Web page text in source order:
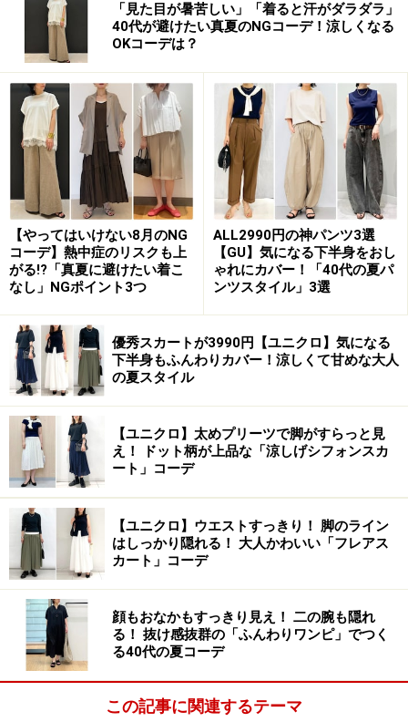
出典：WEAR
昨今、コーデする際、重要なキーワードとなっている
「抜け感」
。かっちりしすぎず、程よい｢隙」を作るのが
抜け感の定義です。少し肌を見せたり、着崩したりする
度合いのバランスを調整すれば、自然と抜け感が生まれ
ます。 例えば、かっちりしたシャツも、あえて抜き襟を
したり、腕まくりをすることで、隙を見せるテクニック
しかしこの抜け感を、「頑張っておしゃれしてきました
感を出さず、力を抜いた感じ」とだけ解釈してしまい、
カジュアル一辺倒になり過ぎている女性も多いので要注
意。例えば、今季トレンドのボリュームニット×ワイドパ
ンツ×スニーカーのスタイルでは、カジュアルに転び過ぎ
ていて、モテとは縁遠くなってしまいます。
あくまでも、きれい、程よい色気がある、可愛らしいと
いった
女性特有の愛され要素を残しつつ、抜け感を作る
のが正解。ボリュームニット×ワイドパンツのスタイリン
グをしたら、足元にヒールを投入したり、髪を纏めてう
なじを見せると、男性ウケが良くなります。
2.ニットワンピースを味方につける
「見た目が暑苦しい」「着ると汗がダラダラ」
40代が避けたい真夏のNGコーデ！涼しくなる
OKコーデは？
【やってはいけない8月のNG
コーデ】熱中症のリスクも上
がる!?「真夏に避けたい着こ
なし」NGポイント3つ
ALL2990円の神パンツ3選
【GU】気になる下半身をおし
ゃれにカバー！「40代の夏パ
ンツスタイル」3選
優秀スカートが3990円【ユニクロ】気になる
下半身もふんわりカバー！涼しくて甘めな大人
の夏スタイル
【ユニクロ】太めプリーツで脚がすらっと見
え！ ドット柄が上品な「涼しげシフォンスカ
ート」コーデ
【ユニクロ】ウエストすっきり！ 脚のライン
はしっかり隠れる！ 大人かわいい「フレアス
カート」コーデ
顔もおなかもすっきり見え！ 二の腕も隠れ
る！ 抜け感抜群の「ふんわりワンピ」でつく
る40代の夏コーデ
この記事に関連するテーマ